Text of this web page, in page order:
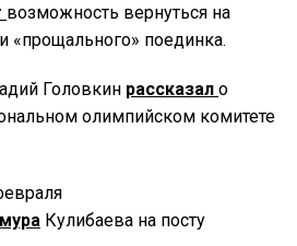
возможность вернуться на
«прощального» поединка.
Головкин рассказал о
олимпийском комитете
Кулибаева на посту